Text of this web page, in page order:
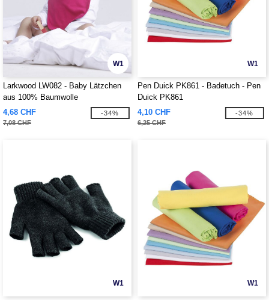
W1
Larkwood LW082 - Baby Lätzchen
aus 100% Baumwolle
4,68 CHF
7,08 CHF
-34%
W1
Pen Duick PK861 - Badetuch - Pen
Duick PK861
4,10 CHF
6,25 CHF
-34%
W1 W1